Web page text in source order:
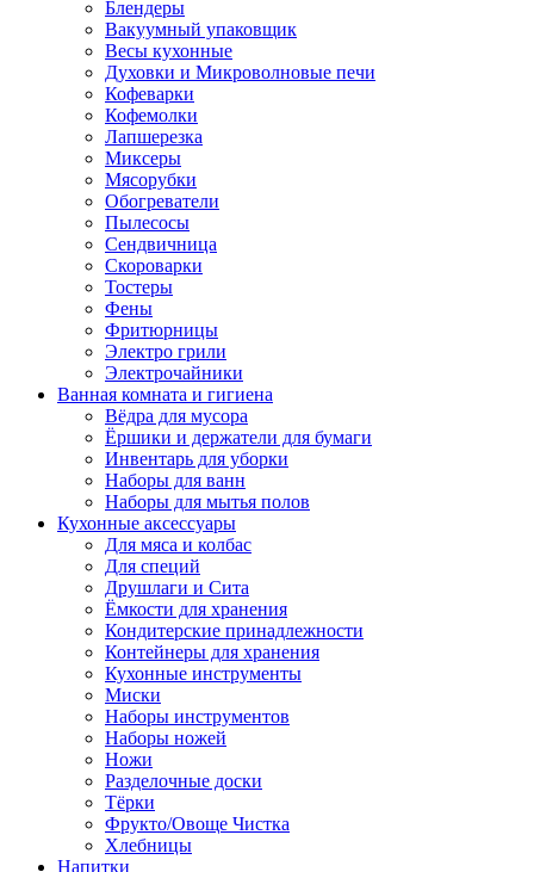
Блендеры
Вакуумный упаковщик
Весы кухонные
Духовки и Микроволновые печи
Кофеварки
Кофемолки
Лапшерезка
Миксеры
Мясорубки
Обогреватели
Пылесосы
Сендвичница
Скороварки
Тостеры
Фены
Фритюрницы
Электро грили
Электрочайники
Ванная комната и гигиена
Вёдра для мусора
Ёршики и держатели для бумаги
Инвентарь для уборки
Наборы для ванн
Наборы для мытья полов
Кухонные аксессуары
Для мяса и колбас
Для специй
Друшлаги и Сита
Ёмкости для хранения
Кондитерские принадлежности
Контейнеры для хранения
Кухонные инструменты
Миски
Наборы инструментов
Наборы ножей
Ножи
Разделочные доски
Тёрки
Фрукто/Овоще Чистка
Хлебницы
Напитки